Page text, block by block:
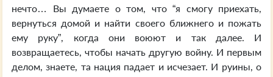
нечто… Вы думаете о том, что “я смогу приехать,
вернуться домой и найти своего ближнего и пожать
ему руку”, когда они воюют и так далее. И
возвращаетесь, чтобы начать другую войну. И первым
делом, знаете, та нация падает и исчезает. И руины, о